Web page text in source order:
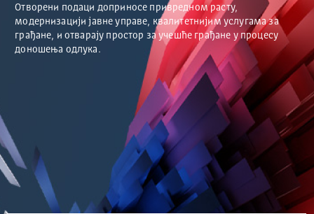
Отворени подаци доприносе привредном расту,
модернизацији јавне управе, квалитетнијим услугама за
грађане, и отварају простор за учешће грађане у процесу
доношења одлука.